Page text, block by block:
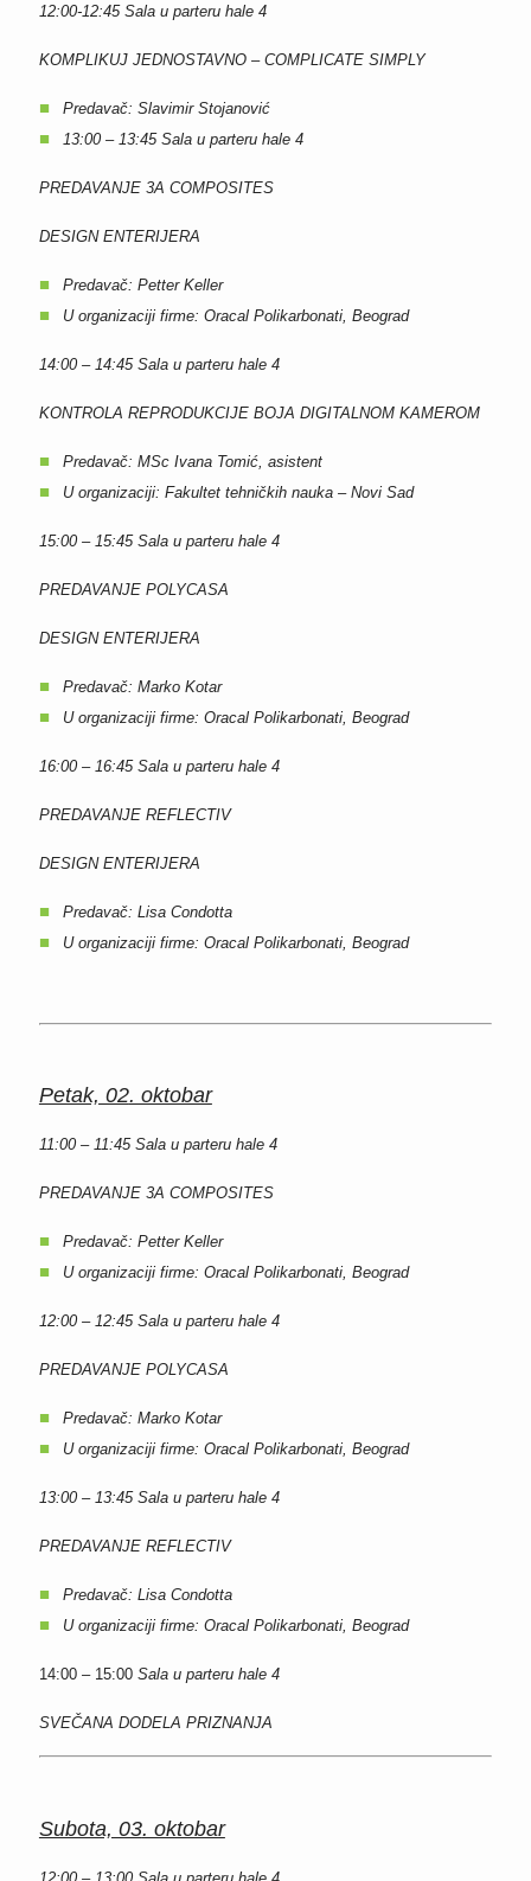
12:00-12:45 Sala u parteru hale 4
KOMPLIKUJ JEDNOSTAVNO – COMPLICATE SIMPLY
Predavač: Slavimir Stojanović
13:00 – 13:45 Sala u parteru hale 4
PREDAVANJE 3A COMPOSITES
DESIGN ENTERIJERA
Predavač: Petter Keller
U organizaciji firme: Oracal Polikarbonati, Beograd
14:00 – 14:45 Sala u parteru hale 4
KONTROLA REPRODUKCIJE BOJA DIGITALNOM KAMEROM
Predavač: MSc Ivana Tomić, asistent
U organizaciji: Fakultet tehničkih nauka – Novi Sad
15:00 – 15:45 Sala u parteru hale 4
PREDAVANJE POLYCASA
DESIGN ENTERIJERA
Predavač: Marko Kotar
U organizaciji firme: Oracal Polikarbonati, Beograd
16:00 – 16:45 Sala u parteru hale 4
PREDAVANJE REFLECTIV
DESIGN ENTERIJERA
Predavač: Lisa Condotta
U organizaciji firme: Oracal Polikarbonati, Beograd
Petak, 02. oktobar
11:00 – 11:45 Sala u parteru hale 4
PREDAVANJE 3A COMPOSITES
Predavač: Petter Keller
U organizaciji firme: Oracal Polikarbonati, Beograd
12:00 – 12:45 Sala u parteru hale 4
PREDAVANJE POLYCASA
Predavač: Marko Kotar
U organizaciji firme: Oracal Polikarbonati, Beograd
13:00 – 13:45 Sala u parteru hale 4
PREDAVANJE REFLECTIV
Predavač: Lisa Condotta
U organizaciji firme: Oracal Polikarbonati, Beograd
14:00 – 15:00 Sala u parteru hale 4
SVEČANA DODELA PRIZNANJA
Subota, 03. oktobar